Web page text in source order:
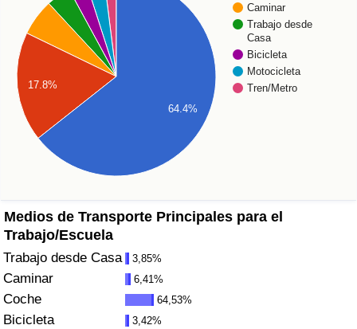
Caminar
Trabajo desde
Casa
Bicicleta
Motocicleta
Tren/Metro
17.8%
64.4%
Medios de Transporte Principales para el
Trabajo/Escuela
Trabajo desde Casa 3,85%
Caminar 6,41%
Coche 64,53%
Bicicleta 3,42%
Sanidad
Índice de Sanidad (Actual)
Índice de Sanidad
Índice de Sanidad por País
Índice de Contaminación (Actual)
Índice de contaminación
Índice de Contaminación por País